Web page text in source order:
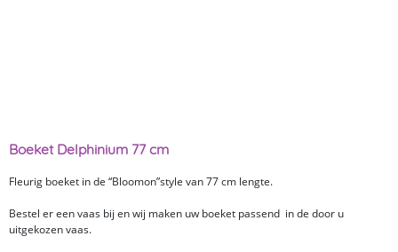
Boeket Delphinium 77 cm
Fleurig boeket in de “Bloomon”style van 77 cm lengte.
Bestel er een vaas bij en wij maken uw boeket passend in de door u
uitgekozen vaas.